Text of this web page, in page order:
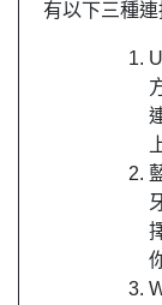
有以下三種連